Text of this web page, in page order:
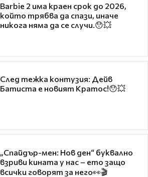
Barbie 2 има краен срок до 2026,
който трябва да спази, иначе
никога няма да се случи.😯💥
След тежка контузия: Дейв
Батиста е новият Кратос!😯💥
„Спайдър-мен: Нов ден“ буквално
взриви кината у нас – ето защо
всички говорят за него👀🎬